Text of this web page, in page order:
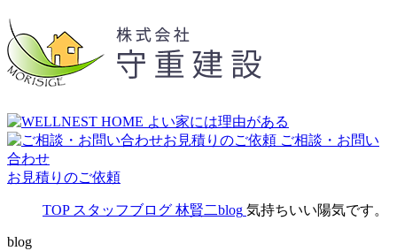
ご相談・お問い
合わせ
お見積りのご依頼
TOP スタッフブログ 林賢二blog 気持ちいい陽気です。
blog